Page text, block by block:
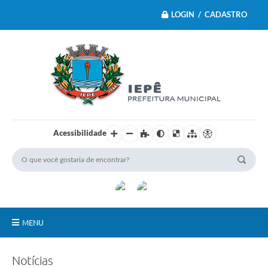
LOGIN / CADASTRO
Acessibilidade
MENU
Notícias